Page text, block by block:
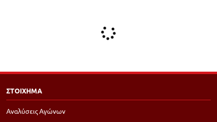
ΣΤΟΙΧΗΜΑ
Αναλύσεις Αγώνων